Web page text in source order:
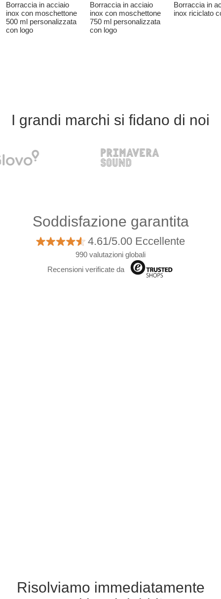
Borraccia in acciaio
inox con moschettone
500 ml personalizzata
con logo
Borraccia in acciaio
inox con moschettone
750 ml personalizzata
con logo
Borraccia in
inox riciclato
I grandi marchi si fidano di noi
Soddisfazione garantita
4.61/5.00 Eccellente
990 valutazioni globali
Recensioni verificate da
Risolviamo immediatamente